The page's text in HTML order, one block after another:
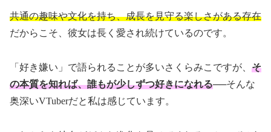
共通の趣味や文化を持ち、成長を見守る楽しさがある存在
だからこそ、彼女は長く愛され続けているのです。
「好き嫌い」で語られることが多いさくらみこですが、 そ
の本質を知れば、誰もが少しずつ好きになれる──そんな
奥深いVTuberだと私は感じています。